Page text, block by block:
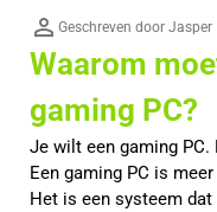
Geschreven door Jasper
Waarom
gaming PC?
Je wilt een gaming
Een gaming PC is
Het is een systeem